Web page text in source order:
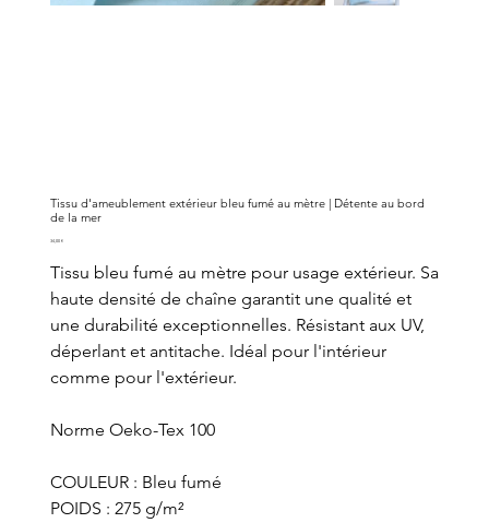
Tissu d'ameublement extérieur bleu fumé au mètre | Détente au bord
de la mer
Prix
34,00 €
Tissu bleu fumé au mètre pour usage extérieur. Sa
haute densité de chaîne garantit une qualité et
une durabilité exceptionnelles. Résistant aux UV,
déperlant et antitache. Idéal pour l'intérieur
comme pour l'extérieur.
Norme Oeko-Tex 100
COULEUR : Bleu fumé
POIDS : 275 g/m²